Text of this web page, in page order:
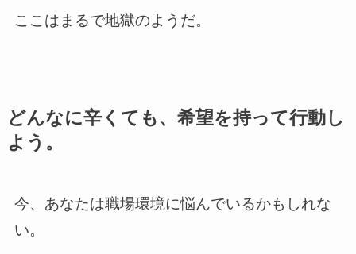
ここはまるで地獄のようだ。
どんなに辛くても、希望を持って行動し
よう。
今、あなたは職場環境に悩んでいるかもしれな
い。